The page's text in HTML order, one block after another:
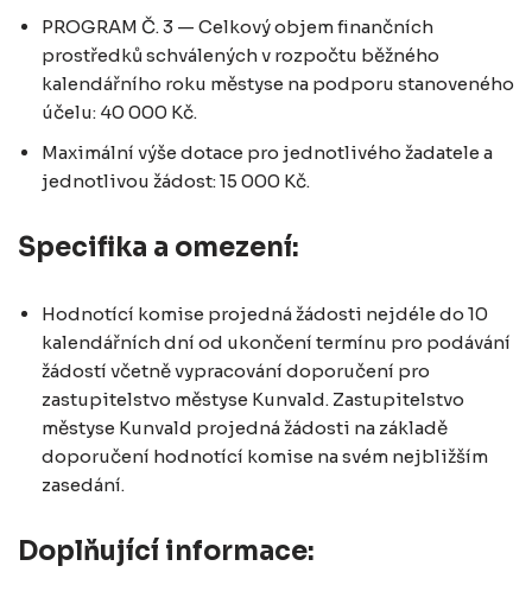
PROGRAM Č. 3 — Celkový objem finančních
prostředků schválených v rozpočtu běžného
kalendářního roku městyse na podporu stanoveného
účelu: 40 000 Kč.
Maximální výše dotace pro jednotlivého žadatele a
jednotlivou žádost: 15 000 Kč.
Specifika a omezení:
Hodnotící komise projedná žádosti nejdéle do 10
kalendářních dní od ukončení termínu pro podávání
žádostí včetně vypracování doporučení pro
zastupitelstvo městyse Kunvald. Zastupitelstvo
městyse Kunvald projedná žádosti na základě
doporučení hodnotící komise na svém nejbližším
zasedání.
Doplňující informace: